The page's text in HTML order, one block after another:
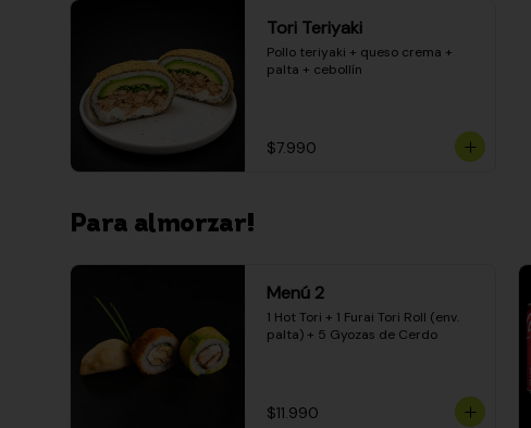
Tori Teriyaki
Pollo teriyaki + queso crema +
palta + cebollín
$7.990
Para almorzar!
Menú 2
1 Hot Tori + 1 Furai Tori Roll (env.
palta) + 5 Gyozas de Cerdo
$11.990